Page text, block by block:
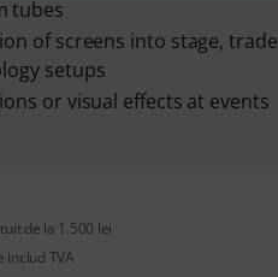
tubes
of screens into stage, trade
setups
or visual effects at events
de la 1.500 lei
includ TVA